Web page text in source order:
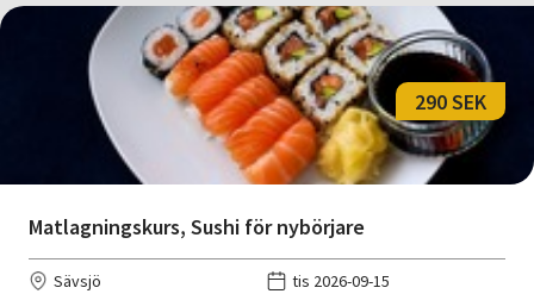
Matlagningskurs, Sushi för nybörjare
290 SEK
Sävsjö
tis 2026-09-15